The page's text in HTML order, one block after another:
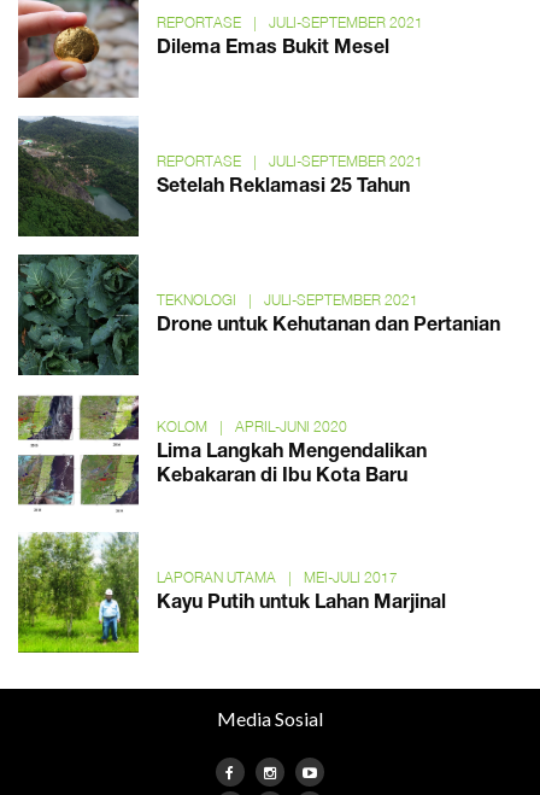
REPORTASE | JULI-SEPTEMBER 2021
Dilema Emas Bukit Mesel
REPORTASE | JULI-SEPTEMBER 2021
Setelah Reklamasi 25 Tahun
TEKNOLOGI | JULI-SEPTEMBER 2021
Drone untuk Kehutanan dan Pertanian
KOLOM | APRIL-JUNI 2020
Lima Langkah Mengendalikan
Kebakaran di Ibu Kota Baru
LAPORAN UTAMA | MEI-JULI 2017
Kayu Putih untuk Lahan Marjinal
Media Sosial